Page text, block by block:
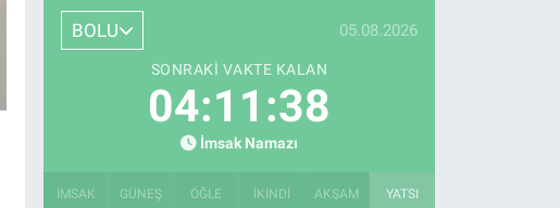
BOLU 05.08.2026
SONRAKI VAKTE KALAN
04:11:37
İmsak Namazı
İMSAK GÜNEŞ ÖĞLE İKINDI AKŞAM YATSI